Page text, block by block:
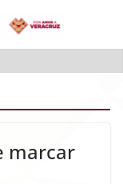
marcar